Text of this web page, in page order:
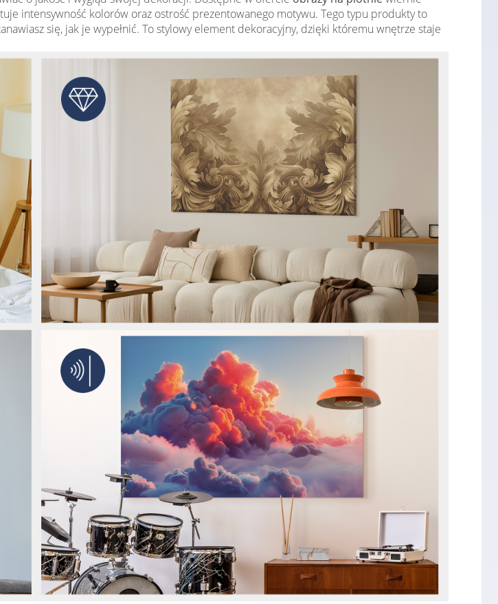
intensywność kolorów oraz ostrość prezentowanego motywu. Tego typu produkty to
się, jak je wypełnić. To stylowy element dekoracyjny, dzięki któremu wnętrze staje